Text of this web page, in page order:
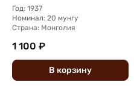
Год: 1937
Номинал: 20 мунгу
Страна: Монголия
1 100 ₽
В корзину